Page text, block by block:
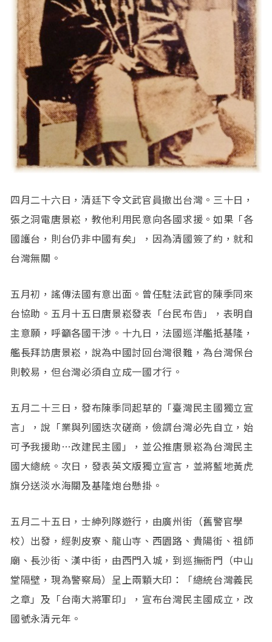
四月二十六日，清廷下令文武官員撤出台灣。三十日，
張之洞電唐景崧，教他利用民意向各國求援。如果「各
國護台，則台仍非中國有矣」，因為清國簽了約，就和
台灣無關。
五月初，謠傳法國有意出面。曾任駐法武官的陳季同來
台協助。五月十五日唐景崧發表「台民布告」，表明自
主意願，呼籲各國干涉。十九日，法國巡洋艦抵基隆，
艦長拜訪唐景崧，說為中國討回台灣很難，為台灣保台
則較易，但台灣必須自立成一國才行。
五月二十三日，發布陳季同起草的「臺灣民主國獨立宣
言」，說「業與列國迭次磋商，儉謂台灣必先自立，始
可予我援助…改建民主國」，並公推唐景崧為台灣民主
國大總統。次日，發表英文版獨立宣言，並將藍地黃虎
旗分送淡水海關及基隆炮台懸掛。
五月二十五日，士紳列隊遊行，由廣州街（舊警官學
校）出發，經剝皮寮、龍山寺、西園路、貴陽街、祖師
廟、長沙街、漢中街，由西門入城，到巡撫衙門（中山
堂隔壁，現為警察局）呈上兩顆大印：「總統台灣義民
之章」及「台南大將軍印」，宣布台灣民主國成立，改
國號永清元年。